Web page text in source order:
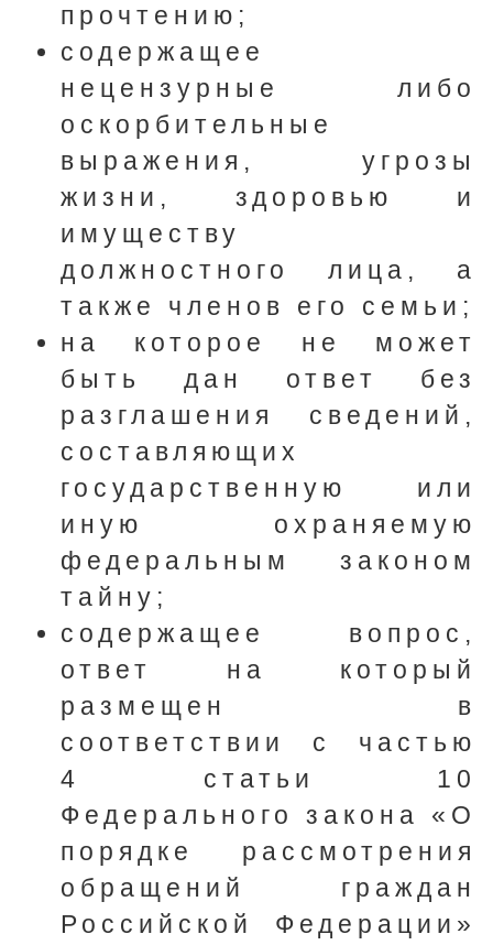
прочтению;
содержащее
нецензурные либо
оскорбительные
выражения, угрозы
жизни, здоровью и
имуществу
должностного лица, а
также членов его семьи;
на которое не может
быть дан ответ без
разглашения сведений,
составляющих
государственную или
иную охраняемую
федеральным законом
тайну;
содержащее вопрос,
ответ на который
размещен в
соответствии с частью
4 статьи 10
Федерального закона «О
порядке рассмотрения
обращений граждан
Российской Федерации»